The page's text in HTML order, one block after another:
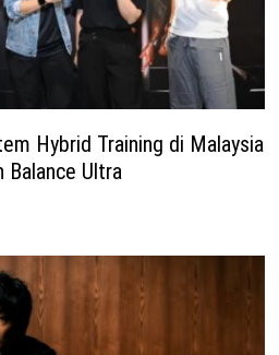
Hybrid Training di Malaysia
Balance Ultra